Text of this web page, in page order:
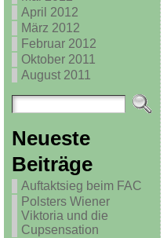
April 2012
März 2012
Februar 2012
Oktober 2011
August 2011
Neueste
Beiträge
Auftaktsieg beim FAC
Polsters Wiener
Viktoria und die
Cupsensation